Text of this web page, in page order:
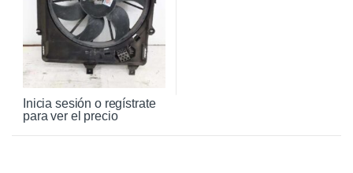
Inicia sesión o regístrate
para ver el precio